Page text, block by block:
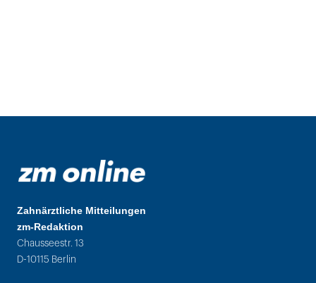
Zahnärztliche Mitteilungen
zm-Redaktion
Chausseestr. 13
D-10115 Berlin